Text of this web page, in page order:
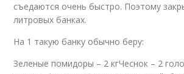
съедаются очень быстро. Поэтому
литровых банках.
На 1 такую банку обычно беру:
Зеленые помидоры – 2 кгЧеснок – 2